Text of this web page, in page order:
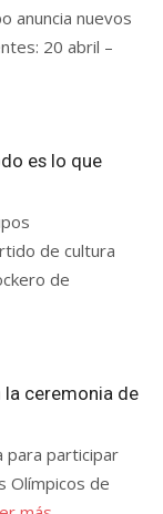
anuncia nuevos
20 abril –
es lo que
de cultura
de
la ceremonia de
para participar
Olímpicos de